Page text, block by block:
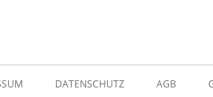
DATENSCHUTZ AGB